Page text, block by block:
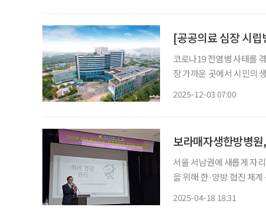
코로나19 전염병 사태를
장 가까운 곳에서 시민의
2025-12-03 07:00
보라매자생한방병원
서울 서남권에 새롭게 자
을 위해 한·양방 협진 체
2025-04-18 18:31